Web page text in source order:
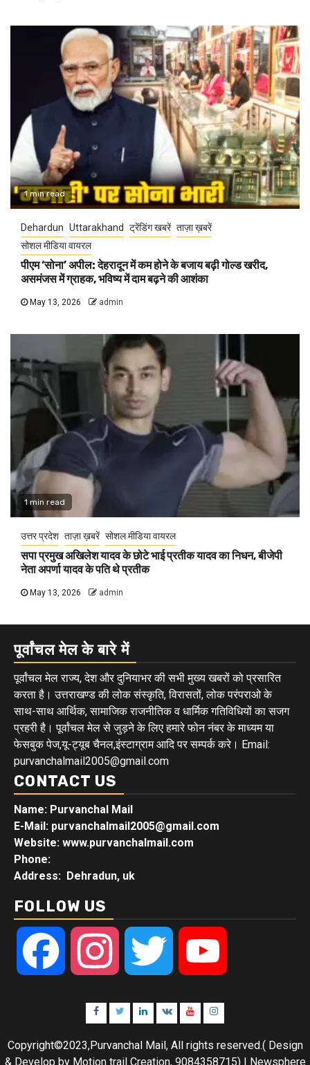
1 min read
Dehardun Uttarakhand ट्रेंडिंग खबरें ताज़ा ख़बरें
सोशल मीडिया वायरल
पीएम ‘सोना’ अपील: देहरादून में कम होने के बजाय बढ़ी गोल्ड खरीद,
असमंजस में ग्राहक, भविष्य में दाम बढ़ने की आशंका
May 13, 2026 admin
1 min read
उत्तर प्रदेश ताज़ा ख़बरें सोशल मीडिया वायरल
सपा प्रमुख अखिलेश यादव के छोटे भाई प्रतीक यादव का निधन, बीजेपी
नेता अपर्णा यादव के पति थे प्रतीक
May 13, 2026 admin
पूर्वांचल मेल के बारे में
पूर्वांचल मेल राज्य, देश और दुनियाभर की सभी मुख्य खबरों को प्रसारित
करता है। उत्तराखण्ड की लोक संस्कृति, विरासतों, लोक परंपराओ के
साथ-साथ आर्थिक, सामाजिक राजनीतिक व धार्मिक गतिविधियों का सजग
प्रहरी है। पूर्वांचल मेल से जुड़ने के लिए हमारे फोन नंबर के माध्यम या
फेसबुक पेज,यू-ट्यूब चैनल,इंस्टाग्राम आदि पर सम्पर्क करे। Email:
purvanchalmail2005@gmail.com
CONTACT US
Name: Purvanchal Mail
E-Mail: purvanchalmail2005@gmail.com
Website: www.purvanchalmail.com
Phone:
Address: Dehradun, uk
FOLLOW US
Facebook Instagram Twitter
Facebook
TwitterLinkedin
VK YoutubeInstagram
Copyright©2023,Purvanchal Mail, All rights reserved.( Design
& Develop by Motion trail Creation, 9084358715) | Newsphere